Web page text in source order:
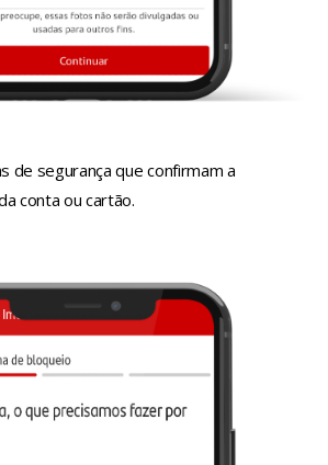
de segurança que confirmam a
conta ou cartão.